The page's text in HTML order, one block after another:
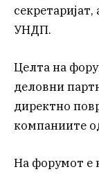
УНДП.
Целта на
деловни
директно
компаниите
На форумот е